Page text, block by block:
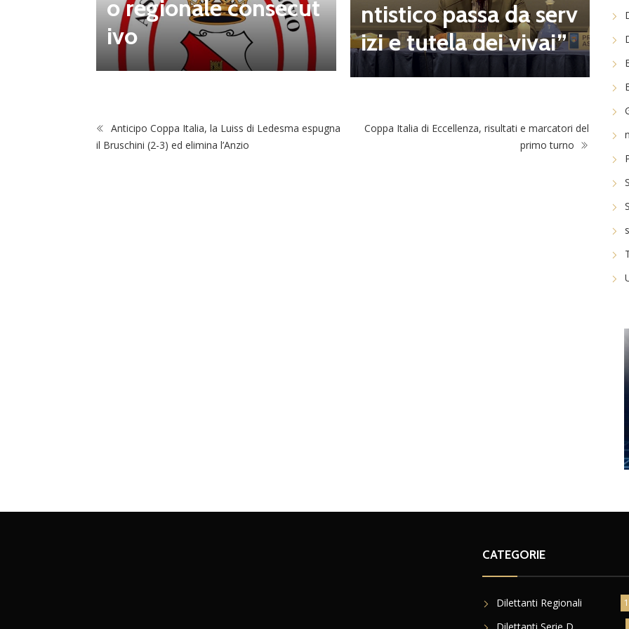
o regionale consecut
ivo
ntistico passa da serv
izi e tutela dei vivai”
Anticipo Coppa Italia, la Luiss di Ledesma espugna
il Bruschini (2-3) ed elimina l’Anzio
Coppa Italia di Eccellenza, risultati e marcatori del
primo turno
CATEGORIE
Dilettanti Regionali